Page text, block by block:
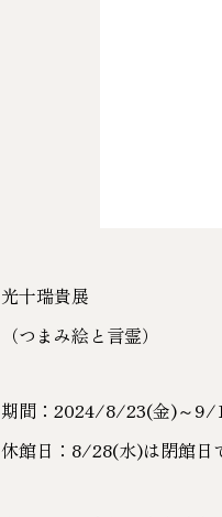
光十瑞貴展
（つまみ絵と言霊）
期間：2024/8/23(金)～9/1
休館日：8/28(水)は閉館日